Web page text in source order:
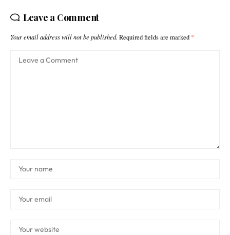
Leave a Comment
Your email address will not be published. Required fields are marked *